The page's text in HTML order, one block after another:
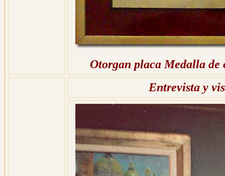
Otorgan placa Medalla
Entrevista y